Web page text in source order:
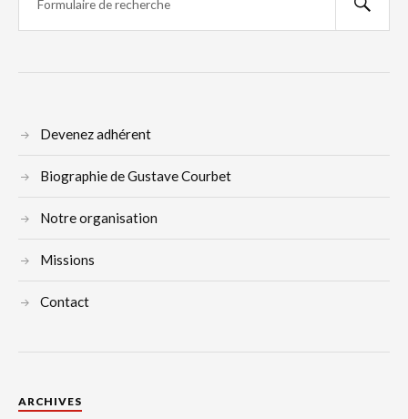
Devenez adhérent
Biographie de Gustave Courbet
Notre organisation
Missions
Contact
ARCHIVES